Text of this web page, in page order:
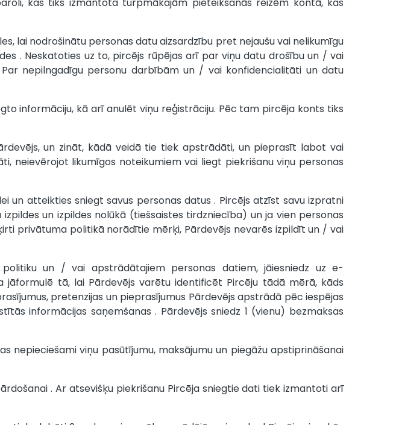
lai nodrošinātu personas datu aizsardzību pret nejaušu vai nelikumīgu
. Neskatoties uz to, pircējs rūpējas arī par viņu datu drošību un / vai
nepilngadīgu personu darbībām un / vai konfidencialitāti un datu
informāciju, kā arī anulēt viņu reģistrāciju. Pēc tam pircēja konts tiks
un zināt, kādā veidā tie tiek apstrādāti, un pieprasīt labot vai
likumīgos noteikumiem vai liegt piekrišanu viņu personas
un atteikties sniegt savus personas datus . Pircējs atzīst savu izpratni
un izpildes nolūkā (tiešsaistes tirdzniecība) un ja vien personas
privātuma politikā norādītie mērķi, Pārdevējs nevarēs izpildīt un / vai
un / vai apstrādātajiem personas datiem, jāiesniedz uz e-
jāformulē tā, lai Pārdevējs varētu identificēt Pircēju tādā mērā, kāds
pretenzijas un pieprasījumus Pārdevējs apstrādā pēc iespējas
informācijas saņemšanas . Pārdevējs sniedz 1 (vienu) bezmaksas
nepieciešami viņu pasūtījumu, maksājumu un piegāžu apstiprināšanai
. Ar atsevišķu piekrišanu Pircēja sniegtie dati tiek izmantoti arī